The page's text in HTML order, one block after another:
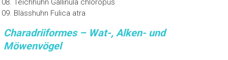
Teichhuhn Gallinula chloropus
Blässhuhn Fulica atra
Charadriiformes – Wat-, Alken- und
Möwenvögel